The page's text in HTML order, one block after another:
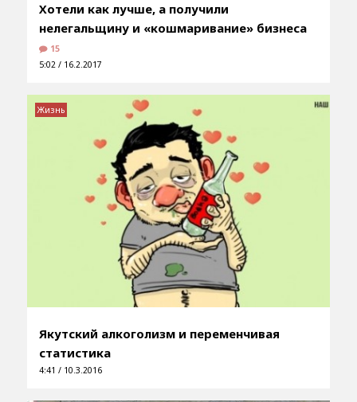
Хотели как лучше, а получили
нелегальщину и «кошмаривание» бизнеса
15
5:02 / 16.2.2017
Якутский алкоголизм и переменчивая
статистика
4:41 / 10.3.2016
Жизнь